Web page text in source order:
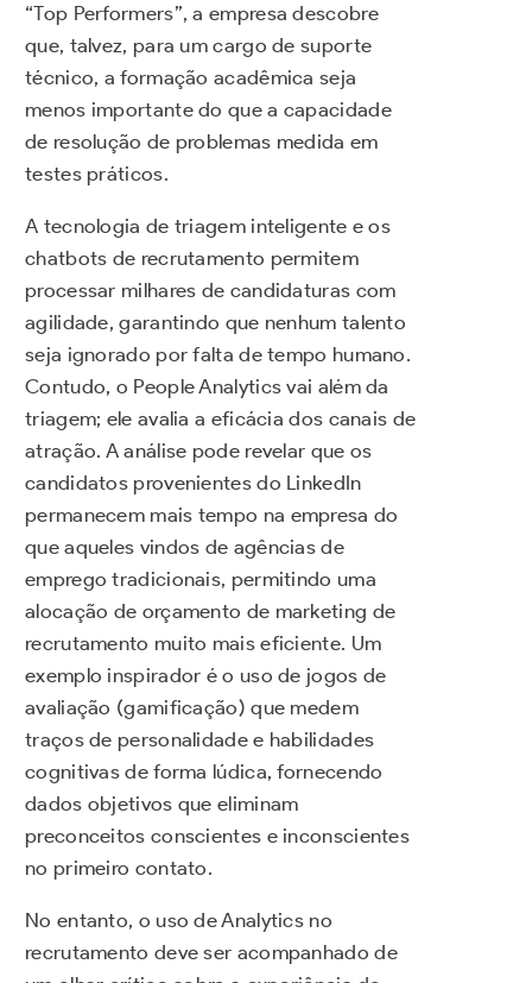
“Top Performers”, a empresa descobre
que, talvez, para um cargo de suporte
técnico, a formação acadêmica seja
menos importante do que a capacidade
de resolução de problemas medida em
testes práticos.
A tecnologia de triagem inteligente e os
chatbots de recrutamento permitem
processar milhares de candidaturas com
agilidade, garantindo que nenhum talento
seja ignorado por falta de tempo humano.
Contudo, o People Analytics vai além da
triagem; ele avalia a eficácia dos canais de
atração. A análise pode revelar que os
candidatos provenientes do LinkedIn
permanecem mais tempo na empresa do
que aqueles vindos de agências de
emprego tradicionais, permitindo uma
alocação de orçamento de marketing de
recrutamento muito mais eficiente. Um
exemplo inspirador é o uso de jogos de
avaliação (gamificação) que medem
traços de personalidade e habilidades
cognitivas de forma lúdica, fornecendo
dados objetivos que eliminam
preconceitos conscientes e inconscientes
no primeiro contato.
No entanto, o uso de Analytics no
recrutamento deve ser acompanhado de